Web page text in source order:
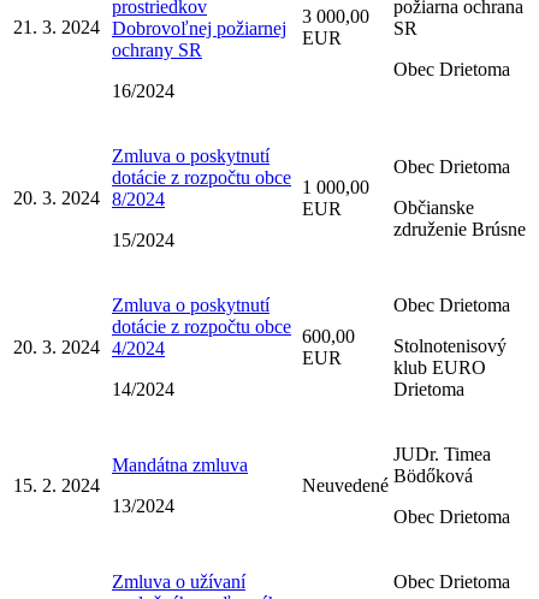
21. 3. 2024
prostriedkov
Dobrovoľnej požiarnej
ochrany SR
16/2024
3 000,00
EUR
požiarna ochrana
SR
Obec Drietoma
20. 3. 2024
Zmluva o poskytnutí
dotácie z rozpočtu obce
8/2024
15/2024
1 000,00
EUR
Obec Drietoma
Občianske
združenie Brúsne
20. 3. 2024
Zmluva o poskytnutí
dotácie z rozpočtu obce
4/2024
14/2024
600,00
EUR
Obec Drietoma
Stolnotenisový
klub EURO
Drietoma
15. 2. 2024
Mandátna zmluva
13/2024
Neuvedené
JUDr. Timea
Bödőková
Obec Drietoma
Zmluva o užívaní
Obec Drietoma